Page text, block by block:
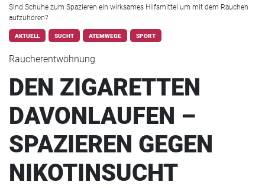
Sind Schuhe zum Spazieren ein wirksames Hilfsmittel um mit dem Rauchen
aufzuhören?
AKTUELL SUCHT ATEMWEGE SPORT
Raucherentwöhnung
DEN ZIGARETTEN
DAVONLAUFEN –
SPAZIEREN GEGEN
NIKOTINSUCHT